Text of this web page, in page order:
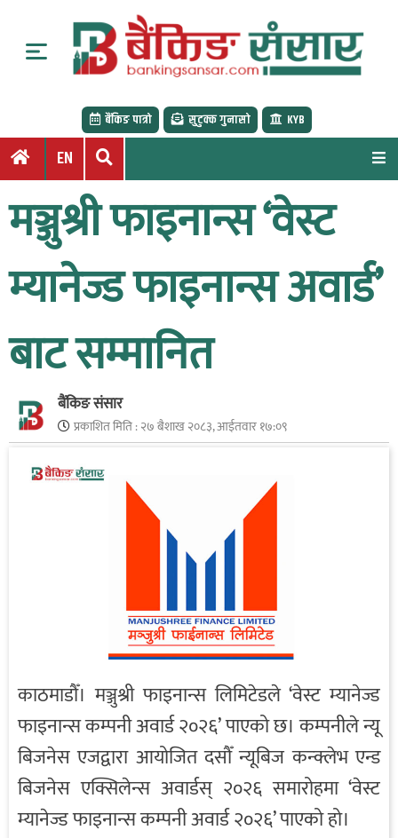
o
बैंकिङ पात्रो सुटुक्क गुनासो KYB
EN
मञ्जुश्री फाइनान्स ‘वेस्ट
म्यानेज्ड फाइनान्स अवार्ड’
बाट सम्मानित
बैंकिङ संसार
प्रकाशित मिति :२७ बैशाख २०८३, आईतवार १७:०९
काठमाडौँ। मञ्जुश्री फाइनान्स लिमिटेडले ‘वेस्ट म्यानेज्ड
फाइनान्स कम्पनी अवार्ड २०२६’ पाएको छ। कम्पनीले न्यू
बिजनेस एजद्वारा आयोजित दसौँ न्यूबिज कन्क्लेभ एन्ड
बिजनेस एक्सिलेन्स अवार्डस् २०२६ समारोहमा ‘वेस्ट
म्यानेज्ड फाइनान्स कम्पनी अवार्ड २०२६’ पाएको हो।